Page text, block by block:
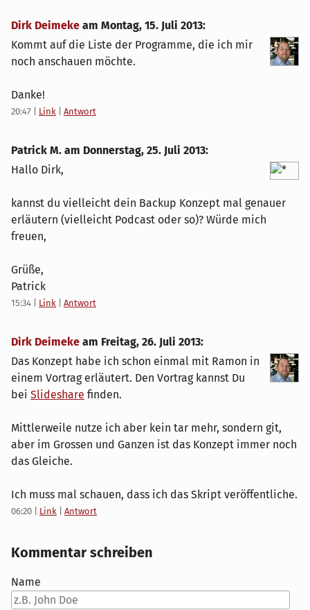
Dirk Deimeke am Montag, 15. Juli 2013:
Kommt auf die Liste der Programme, die ich mir
noch anschauen möchte.
Danke!
20:47 Link Antwort
Patrick M. am Donnerstag, 25. Juli 2013:
Hallo Dirk,
kannst du vielleicht dein Backup Konzept mal genauer
erläutern (vielleicht Podcast oder so)? Würde mich
freuen,
Grüße,
Patrick
15:34 Link Antwort
Dirk Deimeke am Freitag, 26. Juli 2013:
Das Konzept habe ich schon einmal mit Ramon in
einem Vortrag erläutert. Den Vortrag kannst Du
bei Slideshare finden.
Mittlerweile nutze ich aber kein tar mehr, sondern git,
aber im Grossen und Ganzen ist das Konzept immer noch
das Gleiche.
Ich muss mal schauen, dass ich das Skript veröffentliche.
06:20 Link Antwort
Kommentar schreiben
Name